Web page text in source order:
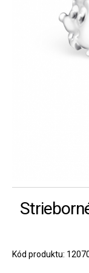
Kód produktu: